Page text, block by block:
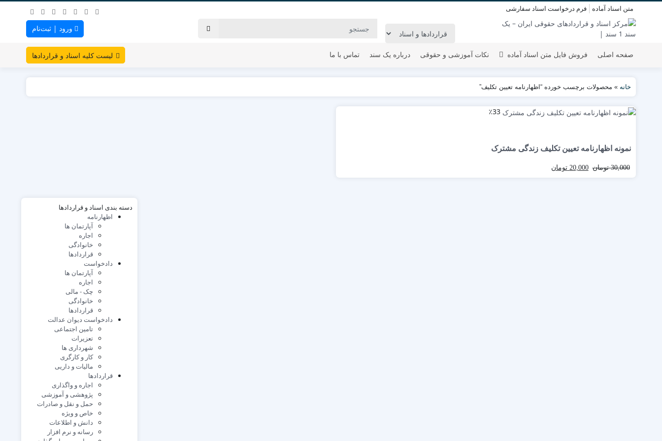
متن اسناد آماده فرم درخواست اسناد سفارشی
ورود | ثبت‌نام
صفحه اصلی فروش فایل متن اسناد آماده نکات آموزشی و حقوقی درباره یک سند تماس با ما لیست کلیه اسناد و قراردادها
خانه » محصولات برچسب خورده “اظهارنامه تعیین تکلیف”
٪33
نمونه اظهارنامه تعیین تکلیف زندگی مشترک
30,000 تومان 20,000 تومان
دسته بندی اسناد و قراردادها
اظهارنامه
آپارتمان ها
اجاره
خانوادگی
قراردادها
دادخواست
آپارتمان ها
اجاره
چک - مالی
خانوادگی
قراردادها
دادخواست دیوان عدالت
تامین اجتماعی
تعزیرات
شهرداری ها
کار و کارگری
مالیات و داریی
قراردادها
اجاره و واگذاری
پژوهشی و آموزشی
حمل و نقل و صادرات
خاص و ویژه
دانش و اطلاعات
رسانه و نرم افزار